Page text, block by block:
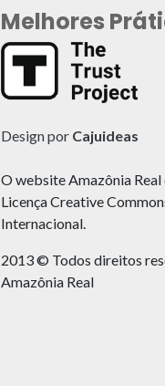
Melhores
Design por Cajuideas
O website Amazônia
Licença Creative
Internacional.
2013 © Todos direitos
Amazônia Real